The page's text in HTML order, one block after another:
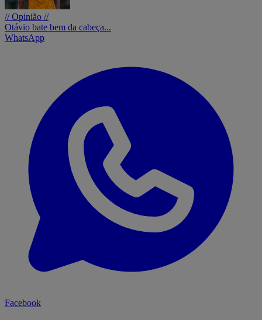
// Opinião //
Otávio bate bem da cabeça...
WhatsApp
Facebook